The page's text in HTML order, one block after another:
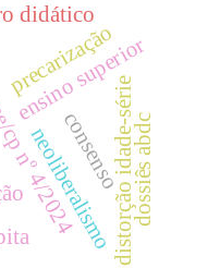
4/2024
ensino superior
neoliberalismo
precarização
didático
distorção idade-sériedossiês abdc
consenso